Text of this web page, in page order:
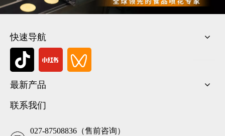
快速导航
最新产品
联系我们
027-87508836（售前咨询）